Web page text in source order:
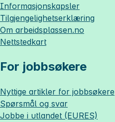
Informasjonskapsler
Tilgjengelighetserklæring
Om arbeidsplassen.no
Nettstedkart
For jobbsøkere
Nyttige artikler for jobbsøkere
Spørsmål og svar
Jobbe i utlandet (EURES)